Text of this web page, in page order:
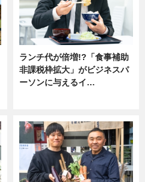
ランチ代が倍増!?「食事補助
非課税枠拡大」がビジネスパ
ーソンに与えるイ…